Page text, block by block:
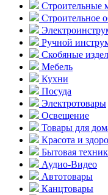
Строительные
Строительное
Ручной
Скобяные
Мебель
Кухни
Посуда
Электротовары
Освещение
Товары для
Красота и
Бытовая
Аудио-Видео
Автотовары
Канцтовары